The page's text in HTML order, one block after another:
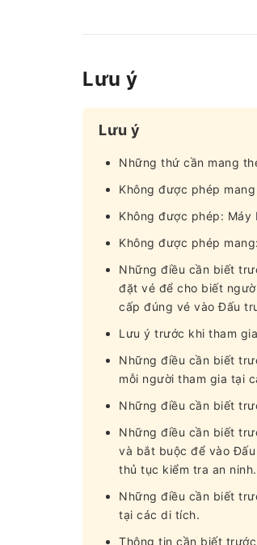
Lưu ý
Lưu ý
Những thứ cần mang
Không được phép
Không được phép:
Không được phép
Những điều cần biết
đặt vé để cho biết
cấp đúng vé vào Đấu
Lưu ý trước khi tham
Những điều cần biết
mỗi người tham gia tại
Những điều cần biết
Những điều cần biết
và bắt buộc để vào
thủ tục kiểm tra an ninh.
Những điều cần biết
tại các di tích.
Thông tin cần biết